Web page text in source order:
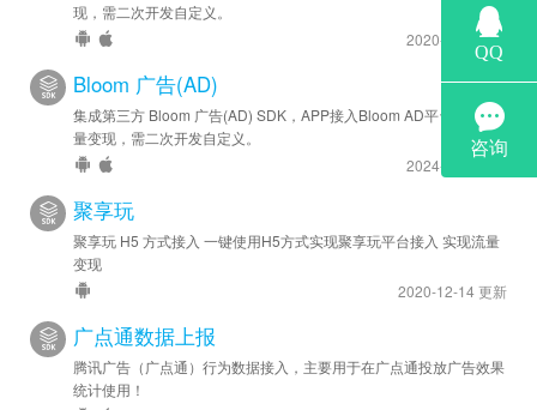
现，需二次开发自定义。
2020-8-20 更新
Bloom 广告(AD)
集成第三方 Bloom 广告(AD) SDK，APP接入Bloom AD平台实现流
量变现，需二次开发自定义。
2024-6-28 更新
聚享玩
聚享玩 H5 方式接入 一键使用H5方式实现聚享玩平台接入 实现流量
变现
2020-12-14 更新
广点通数据上报
腾讯广告（广点通）行为数据接入，主要用于在广点通投放广告效果
统计使用！